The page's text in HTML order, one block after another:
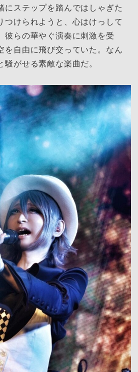
にステップを踏んではしゃぎた
つけられようと、心はけっして
彼らの華やぐ演奏に刺激を受
を自由に飛び交っていた。なん
がせる素敵な楽曲だ。